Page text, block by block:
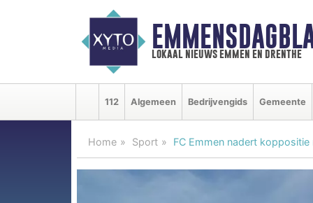
lokaal nieuws emmen en drenthe
112 Algemeen Bedrijvengids Gemeente
Home Sport FC Emmen nadert